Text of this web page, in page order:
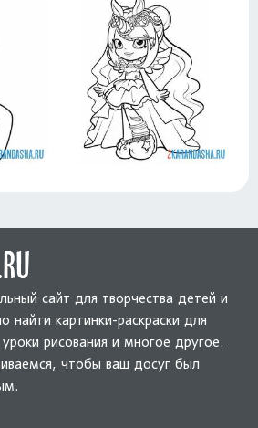
сайт для творчества детей и
найти картинки-раскраски для
рисования и многое другое.
чтобы ваш досуг был